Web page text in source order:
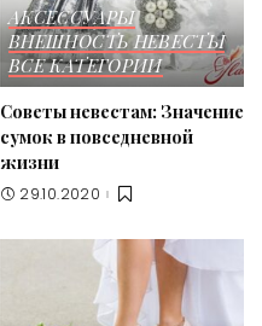
АКСЕССУАРЫ
ВНЕШНОСТЬ НЕВЕСТЫ
ВСЕ КАТЕГОРИИ
Советы невестам: Значение
сумок в повседневной
жизни
29.10.2020